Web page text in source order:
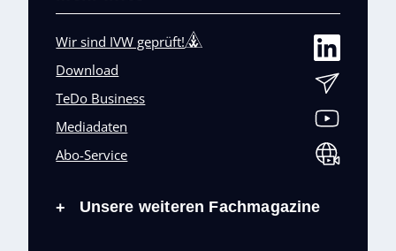
Wir sind IVW geprüft!
Download
TeDo Business
Mediadaten
Abo-Service
+ Unsere weiteren Fachmagazine